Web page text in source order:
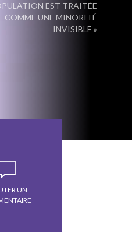
EST TRAITÉE
COMME UNE MINORITÉ
INVISIBLE »
UN